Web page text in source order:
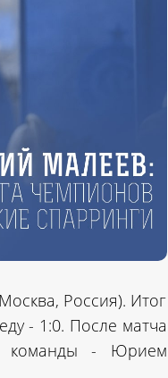
Россия). Итог
- 1:0. После матча
команды - Юрием